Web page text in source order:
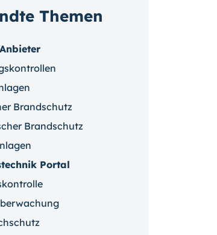
Themen
Brandschutz
Brandschutz
Portal